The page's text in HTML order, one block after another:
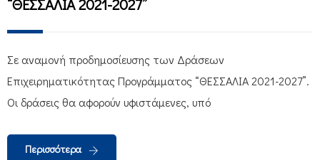
“ΘΕΣΣΑΛΙΑ 2021-2027”
Σε αναμονή προδημοσίευσης των Δράσεων
Επιχειρηματικότητας Προγράμματος “ΘΕΣΣΑΛΙΑ 2021-2027”.
Οι δράσεις θα αφορούν υφιστάμενες, υπό
Περισσότερα